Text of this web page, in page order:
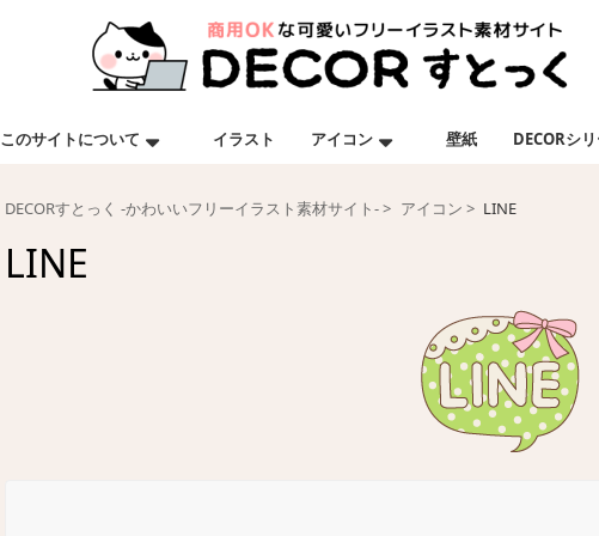
このサイトについて イラスト アイコン 壁紙 DECORシ
DECORすとっく -かわいいフリーイラスト素材サイト- アイコン LINE
LINE